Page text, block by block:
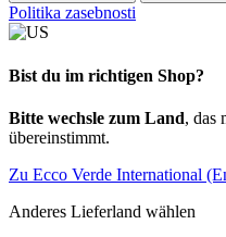
Politika zasebnosti
Bist du im richtigen Shop?
Bitte wechsle zum Land, das
übereinstimmt.
Zu Ecco Verde International
Anderes Lieferland wählen